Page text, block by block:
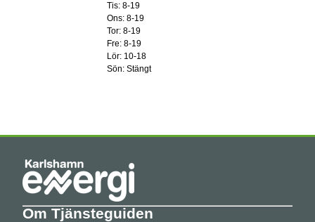
Tis: 8-19
Ons: 8-19
Tor: 8-19
Fre: 8-19
Lör: 10-18
Sön: Stängt
Om Tjänsteguiden